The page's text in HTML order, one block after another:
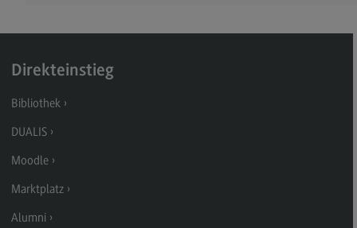
Kontakt
Entrepreneurship
Entrepreneurship
Modulangebot
Berufsperspektiven
Kontakt
Direkteinstieg
Bibliothek
DUALIS
Moodle
Marktplatz
Alumni